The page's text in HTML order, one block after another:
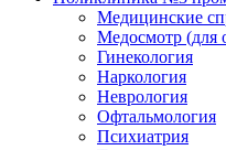
Медицинские
Медосмотр (для
Гинекология
Наркология
Неврология
Офтальмология
Психиатрия